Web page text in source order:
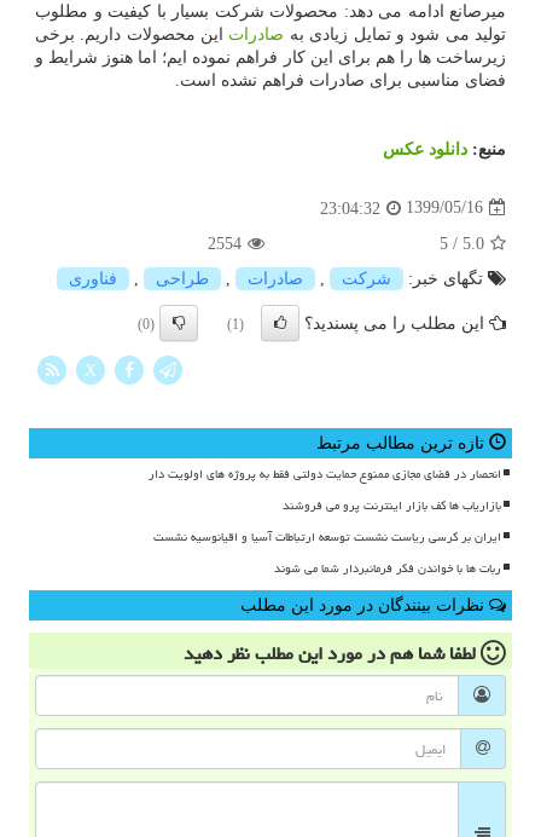
میرصانع ادامه می دهد: محصولات شرکت بسیار با کیفیت و مطلوب
تولید می شود و تمایل زیادی به صادرات این محصولات داریم. برخی
زیرساخت ها را هم برای این کار فراهم نموده ایم؛ اما هنوز شرایط و
فضای مناسبی برای صادرات فراهم نشده است.
منبع: دانلود عكس
1399/05/16
23:04:32
5.0
/
5
2554
تگهای خبر:
شركت , صادرات , طراحی , فناوری
این مطلب را می پسندید؟ (1)
(0)
X
تازه ترین مطالب مرتبط
انحصار در فضای مجازی ممنوع حمایت دولتی فقط به پروژه های اولویت دار
بازاریاب ها کف بازار اینترنت پرو می فروشند
ایران بر کرسی ریاست نشست توسعه ارتباطات آسیا و اقیانوسیه نشست
ربات ها با خواندن فکر فرمانبردار شما می شوند
نظرات بینندگان در مورد این مطلب
لطفا شما همدر مورد این مطلبنظر دهید